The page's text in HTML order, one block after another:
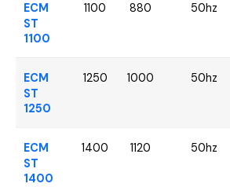
ECM
ST
1100
1100 880 50hz
ECM
ST
1250
1250 1000 50hz
ECM
ST
1400
1400 1120 50hz